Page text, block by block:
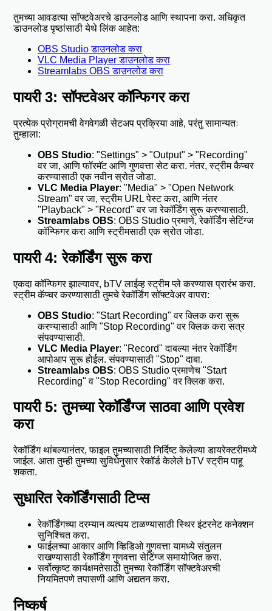
तुमच्या आवडत्या सॉफ्टवेअरचे डाउनलोड आणि स्थापना करा. अधिकृत
डाउनलोड पृष्ठांसाठी येथे लिंक आहेत:
OBS Studio डाउनलोड करा
VLC Media Player डाउनलोड करा
Streamlabs OBS डाउनलोड करा
पायरी 3: सॉफ्टवेअर कॉन्फिगर करा
प्रत्येक प्रोग्रामची वेगवेगळी सेटअप प्रक्रिया आहे, परंतु सामान्यतः
तुम्हाला:
OBS Studio: "Settings" > "Output" > "Recording"
वर जा, आणि फॉरमॅट आणि गुणवत्ता सेट करा. नंतर, स्ट्रीम कैप्चर
करण्यासाठी एक नवीन स्रोत जोडा.
VLC Media Player: "Media" > "Open Network
Stream" वर जा, स्ट्रीम URL पेस्ट करा, आणि नंतर
"Playback" > "Record" वर जा रेकॉर्डिंग सुरू करण्यासाठी.
Streamlabs OBS: OBS Studio प्रमाणे, रेकॉर्डिंग सेटिंग्ज
कॉन्फिगर करा आणि स्ट्रीमसाठी एक स्रोत जोडा.
पायरी 4: रेकॉर्डिंग सुरू करा
एकदा कॉन्फिगर झाल्यावर, bTV लाईव्ह स्ट्रीम प्ले करण्यास प्रारंभ करा.
स्ट्रीम कॅप्चर करण्यासाठी तुमचे रेकॉर्डिंग सॉफ्टवेअर वापरा:
OBS Studio: "Start Recording" वर क्लिक करा सुरू
करण्यासाठी आणि "Stop Recording" वर क्लिक करा सत्र
संपवण्यासाठी.
VLC Media Player: "Record" दाबल्या नंतर रेकॉर्डिंग
आपोआप सुरू होईल. संपवण्यासाठी "Stop" दाबा.
Streamlabs OBS: OBS Studio प्रमाणेच "Start
Recording" व "Stop Recording" वर क्लिक करा.
पायरी 5: तुमच्या रेकॉर्डिंग्ज साठवा आणि प्रवेश
करा
रेकॉर्डिंग थांबल्यानंतर, फाइल तुमच्यासाठी निर्दिष्ट केलेल्या डायरेक्टरीमध्ये
जाईल. आता तुम्ही तुमच्या सुविधेनुसार रेकॉर्ड केलेले bTV स्ट्रीम पाहू
शकता.
सुधारित रेकॉर्डिंगसाठी टिप्स
रेकॉर्डिंगच्या दरम्यान व्यत्यय टाळण्यासाठी स्थिर इंटरनेट कनेक्शन
सुनिश्चित करा.
फाईलच्या आकार आणि व्हिडिओ गुणवत्ता यामध्ये संतुलन
राखण्यासाठी रेकॉर्डिंग गुणवत्ता सेटिंग्ज समायोजित करा.
सर्वोत्कृष्ट कार्यक्षमतेसाठी तुमच्या रेकॉर्डिंग सॉफ्टवेअरची
नियमितपणे तपासणी आणि अद्यतन करा.
निष्कर्ष